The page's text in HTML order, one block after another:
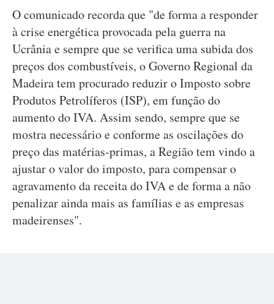
O comunicado recorda que "de forma a responder
à crise energética provocada pela guerra na
Ucrânia e sempre que se verifica uma subida dos
preços dos combustíveis, o Governo Regional da
Madeira tem procurado reduzir o Imposto sobre
Produtos Petrolíferos (ISP), em função do
aumento do IVA. Assim sendo, sempre que se
mostra necessário e conforme as oscilações do
preço das matérias-primas, a Região tem vindo a
ajustar o valor do imposto, para compensar o
agravamento da receita do IVA e de forma a não
penalizar ainda mais as famílias e as empresas
madeirenses".